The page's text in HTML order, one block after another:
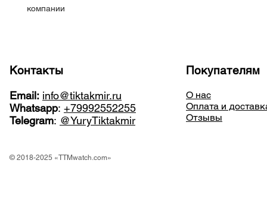
компании
Контакты
Email: info@tiktakmir.ru
Whatsapp: +79992552255
Telegram: @YuryTiktakmir
Покупателям
О нас
Оплата и
Отзывы
© 2018-2025 «TTMwatch.com»